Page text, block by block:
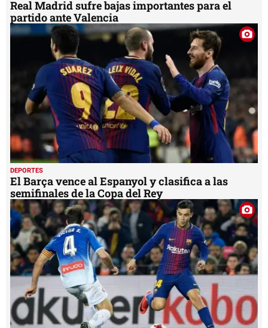
Real Madrid sufre bajas importantes para el
partido ante Valencia
DEPORTES
El Barça vence al Espanyol y clasifica a las
semifinales de la Copa del Rey